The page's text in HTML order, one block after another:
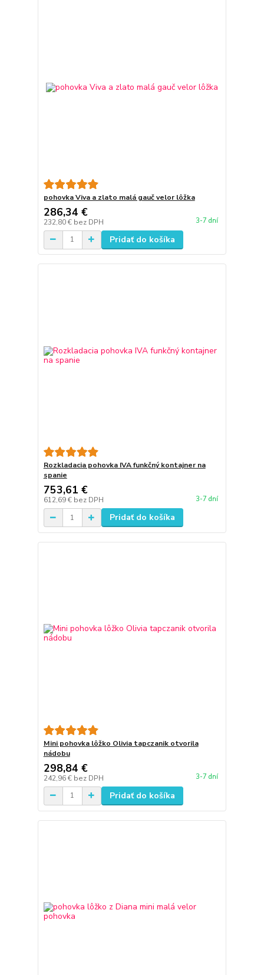
pohovka Viva a zlato malá gauč velor lôžka
286,34 €
232,80 € bez DPH 3-7 dní
Pridať do košíka
Rozkladacia pohovka IVA funkčný kontajner na
spanie
753,61 €
612,69 € bez DPH 3-7 dní
Pridať do košíka
Mini pohovka lôžko Olivia tapczanik otvorila
nádobu
298,84 €
242,96 € bez DPH 3-7 dní
Pridať do košíka